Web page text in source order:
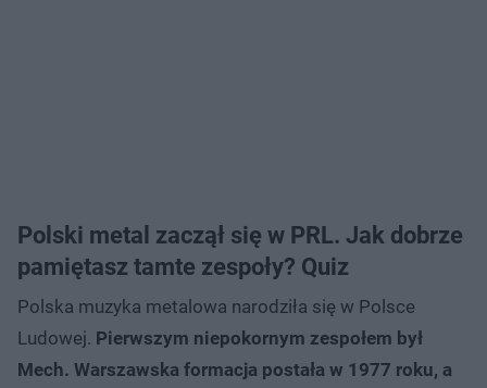
Polski metal zaczął się w PRL. Jak dobrze
pamiętasz tamte zespoły? Quiz
Polska muzyka metalowa narodziła się w Polsce
Ludowej. Pierwszym niepokornym zespołem był
Mech. Warszawska formacja postała w 1977 roku, a